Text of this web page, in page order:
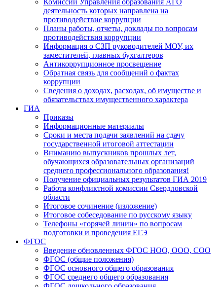
Комиссии Управления образования АГО
деятельность которых направлена на
противодействие коррупции
Планы работы, отчеты, доклады по вопросам
противодействия коррупции
Информация о СЗП руководителей МОУ, их
заместителей, главных бухгалтеров
Антикоррупционное просвещение
Обратная связь для сообщений о фактах
коррупции
Сведения о доходах, расходах, об имуществе и
обязательствах имущественного характера
ГИА
Приказы
Информационные материалы
Сроки и места подачи заявлений на сдачу
государственной итоговой аттестации
Вниманию выпускников прошлых лет,
обучающихся образовательных организаций
среднего профессионального образования!
Получение официальных результатов ГИА 2019
Работа конфликтной комиссии Свердловской
области
Итоговое сочинение (изложение)
Итоговое собеседование по русскому языку
Телефоны «горячей линии» по вопросам
подготовки и проведения ЕГЭ
ФГОС
Введение обновленных ФГОС НОО, ООО, СОО
ФГОС (общие положения)
ФГОС основного общего образования
ФГОС среднего общего образования